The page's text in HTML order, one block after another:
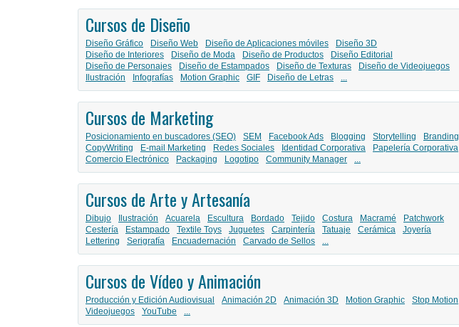
Cursos de Diseño
Diseño Gráfico Diseño Web Diseño de Aplicaciones móviles
Diseño 3D
Diseño de Interiores
Diseño de Moda Diseño de Productos
Diseño Editorial
Diseño de Personajes
Diseño de Estampados Diseño de Texturas
Diseño de Videojuegos
Ilustración
Infografías Motion Graphic GIF Diseño de Letras ...
Cursos de Marketing
Posicionamiento en buscadores (SEO) SEM Facebook Ads Blogging Storytelling
Branding
CopyWriting
E-mail Marketing Redes Sociales Identidad Corporativa
Papelería Corporativa
Comercio Electrónico
Packaging Logotipo Community Manager ...
Cursos de Arte y Artesanía
Dibujo Ilustración Acuarela Escultura Bordado Tejido Costura Macramé
Patchwork
Cestería
Estampado Textile Toys Juguetes Carpintería Tatuaje Cerámica
Joyería
Lettering
Serigrafía Encuadernación Carvado de Sellos ...
Cursos de Vídeo y Animación
Producción y Edición Audiovisual Animación 2D Animación 3D Motion Graphic
Stop Motion
Videojuegos
YouTube ...